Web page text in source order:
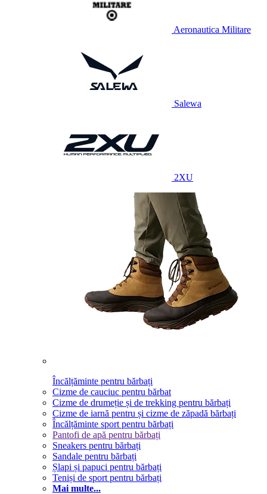
Aeronautica Militare
Salewa
2XU
Încălțăminte pentru bărbați
Cizme de cauciuc pentru bărbat
Cizme de drumeție și de trekking pentru bărbați
Cizme de iarnă pentru și cizme de zăpadă bărbați
Încălțăminte sport pentru bărbați
Pantofi de apă pentru bărbați
Sneakers pentru bărbați
Sandale pentru bărbați
Șlapi și papuci pentru bărbați
Teniși de sport pentru bărbați
Mai multe...